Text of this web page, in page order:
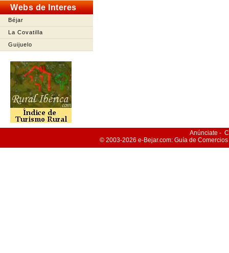
Webs de Interes
Béjar
La Covatilla
Guijuelo
Anúnciate -
© 2003-2026 e-Bejar.com: Guía de